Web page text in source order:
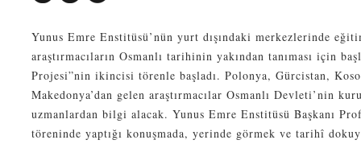
Yunus Emre Enstitüsü’nün yurt dışındaki merkezlerinde
araştırmacıların Osmanlı tarihinin yakından tanıması için
Projesi”nin ikincisi törenle başladı. Polonya, Gürcistan,
Makedonya’dan gelen araştırmacılar Osmanlı Devleti’nin
uzmanlardan bilgi alacak. Yunus Emre Enstitüsü Başkanı
töreninde yaptığı konuşmada, yerinde görmek ve tarihî